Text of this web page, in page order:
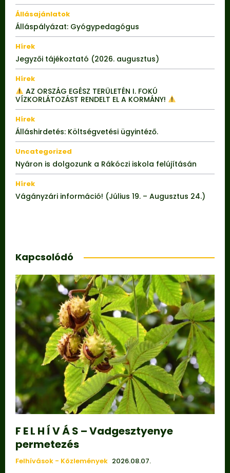
Állásajánlatok
Álláspályázat: Gyógypedagógus
Hírek
Jegyzői tájékoztató (2026. augusztus)
Hírek
AZ ORSZÁG EGÉSZ TERÜLETÉN I. FOKÚ
VÍZKORLÁTOZÁST RENDELT EL A KORMÁNY!
Hírek
Álláshirdetés: Költségvetési ügyintéző.
Uncategorized
Nyáron is dolgozunk a Rákóczi iskola felújításán
Hírek
Vágányzári információ! (Július 19. – Augusztus 24.)
Kapcsolódó
F E L H Í V Á S – Vadgesztyenye
permetezés
Felhívások - Közlemények 2026.08.07.